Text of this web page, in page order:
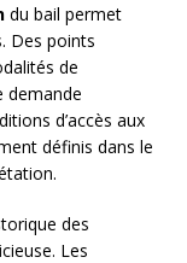
du bail permet
Des points
de
demande
d’accès aux
définis dans le
des
Les